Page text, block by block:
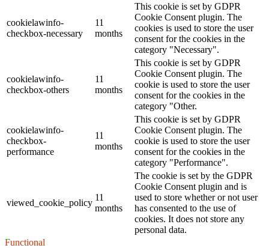
cookielawinfo-
checkbox-necessary
11
months
This cookie is set by GDPR
Cookie Consent plugin. The
cookies is used to store the user
consent for the cookies in the
category "Necessary".
cookielawinfo-
checkbox-others
11
months
This cookie is set by GDPR
Cookie Consent plugin. The
cookie is used to store the user
consent for the cookies in the
category "Other.
cookielawinfo-
checkbox-
performance
11
months
This cookie is set by GDPR
Cookie Consent plugin. The
cookie is used to store the user
consent for the cookies in the
category "Performance".
viewed_cookie_policy
11
months
The cookie is set by the GDPR
Cookie Consent plugin and is
used to store whether or not user
has consented to the use of
cookies. It does not store any
personal data.
Functional